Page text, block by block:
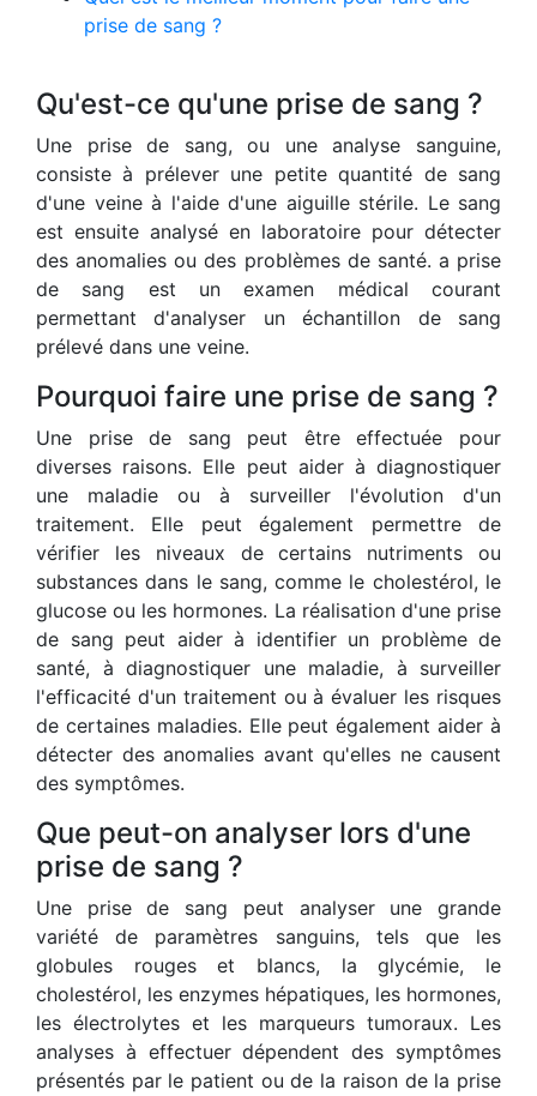
prise de sang ?
Qu'est-ce qu'une prise de sang ?
Une prise de sang, ou une analyse sanguine,
consiste à prélever une petite quantité de sang
d'une veine à l'aide d'une aiguille stérile. Le sang
est ensuite analysé en laboratoire pour détecter
des anomalies ou des problèmes de santé. a prise
de sang est un examen médical courant
permettant d'analyser un échantillon de sang
prélevé dans une veine.
Pourquoi faire une prise de sang ?
Une prise de sang peut être effectuée pour
diverses raisons. Elle peut aider à diagnostiquer
une maladie ou à surveiller l'évolution d'un
traitement. Elle peut également permettre de
vérifier les niveaux de certains nutriments ou
substances dans le sang, comme le cholestérol, le
glucose ou les hormones. La réalisation d'une prise
de sang peut aider à identifier un problème de
santé, à diagnostiquer une maladie, à surveiller
l'efficacité d'un traitement ou à évaluer les risques
de certaines maladies. Elle peut également aider à
détecter des anomalies avant qu'elles ne causent
des symptômes.
Que peut-on analyser lors d'une
prise de sang ?
Une prise de sang peut analyser une grande
variété de paramètres sanguins, tels que les
globules rouges et blancs, la glycémie, le
cholestérol, les enzymes hépatiques, les hormones,
les électrolytes et les marqueurs tumoraux. Les
analyses à effectuer dépendent des symptômes
présentés par le patient ou de la raison de la prise